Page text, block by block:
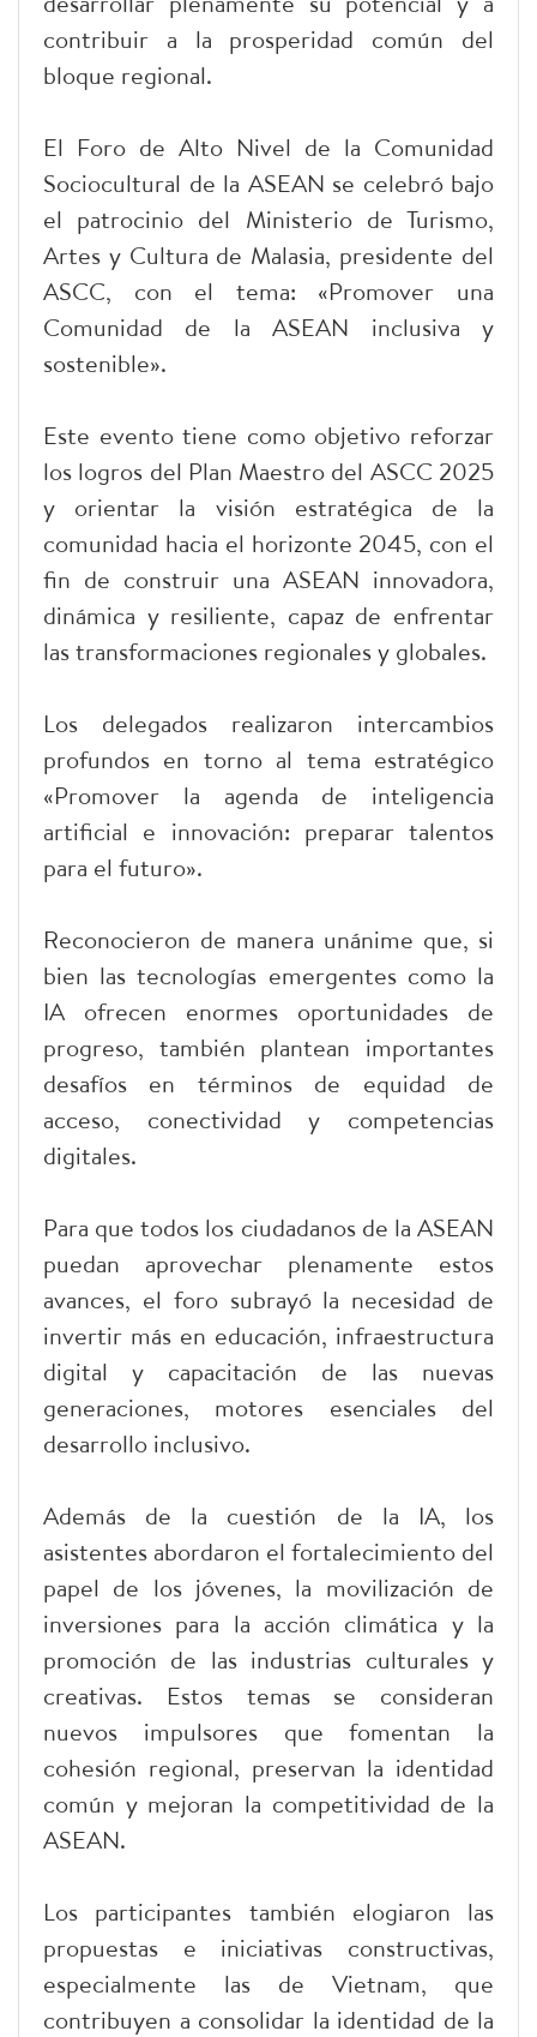
contribuir a la prosperidad común del
bloque regional.
El Foro de Alto Nivel de la Comunidad
Sociocultural de la ASEAN se celebró bajo
el patrocinio del Ministerio de Turismo,
Artes y Cultura de Malasia, presidente del
ASCC, con el tema: «Promover una
Comunidad de la ASEAN inclusiva y
sostenible».
Este evento tiene como objetivo reforzar
los logros del Plan Maestro del ASCC 2025
y orientar la visión estratégica de la
comunidad hacia el horizonte 2045, con el
fin de construir una ASEAN innovadora,
dinámica y resiliente, capaz de enfrentar
las transformaciones regionales y globales.
Los delegados realizaron intercambios
profundos en torno al tema estratégico
«Promover la agenda de inteligencia
artificial e innovación: preparar talentos
para el futuro».
Reconocieron de manera unánime que, si
bien las tecnologías emergentes como la
IA ofrecen enormes oportunidades de
progreso, también plantean importantes
desafíos en términos de equidad de
acceso, conectividad y competencias
digitales.
Para que todos los ciudadanos de la ASEAN
puedan aprovechar plenamente estos
avances, el foro subrayó la necesidad de
invertir más en educación, infraestructura
digital y capacitación de las nuevas
generaciones, motores esenciales del
desarrollo inclusivo.
Además de la cuestión de la IA, los
asistentes abordaron el fortalecimiento del
papel de los jóvenes, la movilización de
inversiones para la acción climática y la
promoción de las industrias culturales y
creativas. Estos temas se consideran
nuevos impulsores que fomentan la
cohesión regional, preservan la identidad
común y mejoran la competitividad de la
ASEAN.
Los participantes también elogiaron las
propuestas e iniciativas constructivas,
especialmente las de Vietnam, que
contribuyen a consolidar la identidad de la